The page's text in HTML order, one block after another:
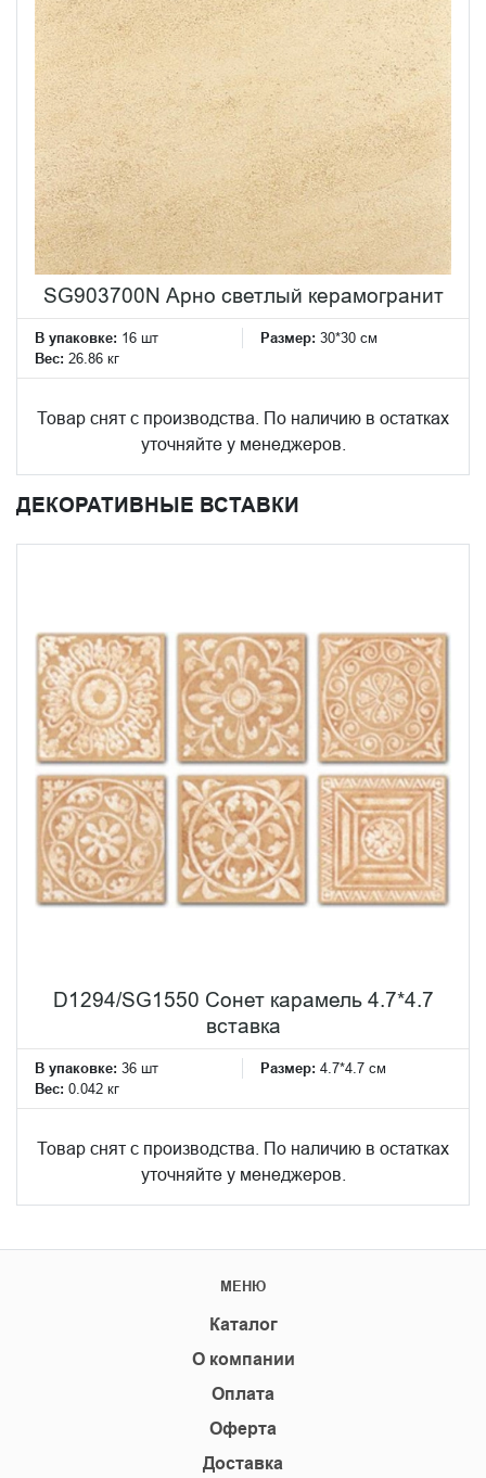
SG903700N Арно светлый керамогранит
В упаковке: 16 шт Размер: 30*30 см
Вес: 26.86 кг
Товар снят с производства. По наличию в остатках
уточняйте у менеджеров.
ДЕКОРАТИВНЫЕ ВСТАВКИ
D1294/SG1550 Сонет карамель 4.7*4.7
вставка
В упаковке: 36 шт Размер: 4.7*4.7 см
Вес: 0.042 кг
Товар снят с производства. По наличию в остатках
уточняйте у менеджеров.
МЕНЮ
Каталог
О компании
Оплата
Оферта
Доставка